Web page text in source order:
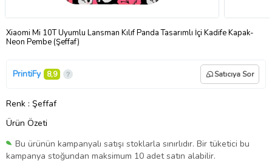
Xiaomi Mi 10T Uyumlu Lansman Kılıf Panda Tasarımlı İçi Kadife Kapak-
Neon Pembe (Şeffaf)
PrintiFy 8,9 Satıcıya Sor
Renk : Şeffaf
Ürün Özeti
Bu ürünün kampanyalı satışı stoklarla sınırlıdır. Bir tüketici bu
kampanya stoğundan maksimum 10 adet satın alabilir.